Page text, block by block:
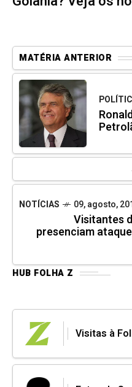
MATÉRIA ANTERIOR
NOTÍCIAS 09, agosto,
Visitantes
presenciam
HUB FOLHA Z
Visitas à